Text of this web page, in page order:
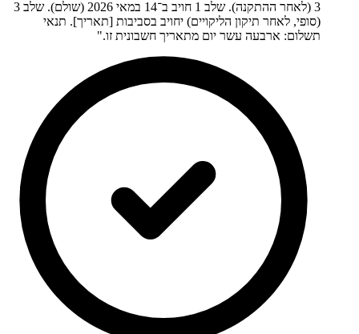
3 (לאחר ההתקנה). שלב 1 חויב ב־14 במאי 2026 (שולם). שלב 3
(סופי, לאחר תיקון הליקויים) יחויב בסביבות [תאריך]. תנאי
תשלום: ארבעה עשר יום מתאריך חשבונית זו."